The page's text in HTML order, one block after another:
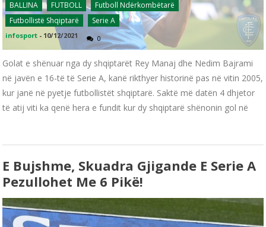
BALLINA FUTBOLL
Futboll Ndërkombëtarë
Futbollistë Shqiptarë
Serie A
infosport - 10/12/2021 0
Golat e shënuar nga dy shqiptarët Rey Manaj dhe Nedim Bajrami
në javën e 16-të të Serie A, kanë rikthyer historinë pas në vitin 2005,
kur janë në pyetje futbollistët shqiptarë. Saktë më datën 4 dhjetor
të atij viti ka qenë hera e fundit kur dy shqiptarë shënonin gol në
E Bujshme, Skuadra Gjigande E Serie A
Pezullohet Me 6 Pikë!